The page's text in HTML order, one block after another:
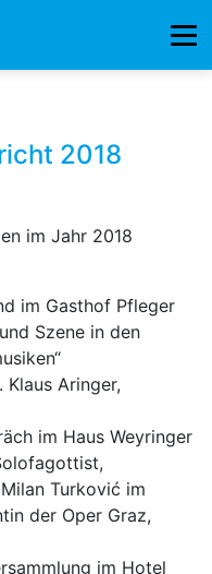
2018
im Jahr 2018
im Gasthof Pfleger
Szene in den
Aringer,
im Haus Weyringer
Turković im
der Oper Graz,
im Hotel